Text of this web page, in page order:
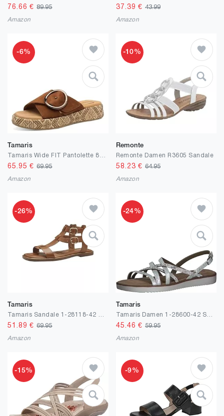
76.66 €89.95
Amazon
37.39 € 43.99
Amazon
-6%
Tamaris
65.95 €69.95
Amazon
-10%
Remonte
Remonte Damen R3605 Sandale
58.23 € 64.95
Amazon
-26%
Tamaris
51.89 €69.95
Amazon
-24%
Tamaris
Tamaris Damen 1-28600-42 Sandalette
45.46 € 59.95
Amazon
-15% -9%